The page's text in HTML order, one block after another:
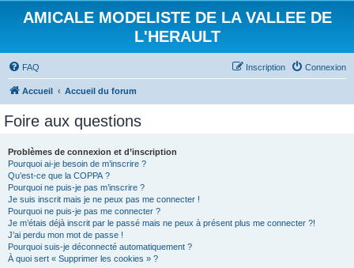
AMICALE MODELISTE DE LA VALLEE DE
L'HERAULT
FAQ Connexion
Inscription
Accueil Accueil du forum
Foire aux questions
Problèmes de connexion et d’inscription
Pourquoi ai-je besoin de m’inscrire ?
Qu’est-ce que la COPPA ?
Pourquoi ne puis-je pas m’inscrire ?
Je suis inscrit mais je ne peux pas me connecter !
Pourquoi ne puis-je pas me connecter ?
Je m’étais déjà inscrit par le passé mais ne peux à présent plus me connecter ?!
J’ai perdu mon mot de passe !
Pourquoi suis-je déconnecté automatiquement ?
À quoi sert « Supprimer les cookies » ?